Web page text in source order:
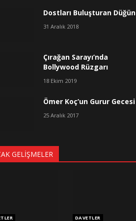
Dostları Buluşturan Düğün
31 Aralık 2018
Çırağan Sarayı’nda
Bollywood Rüzgarı
18 Ekim 2019
Ömer Koç’un Gurur Gecesi
25 Aralık 2017
GELIŞMELER
DAVETLER